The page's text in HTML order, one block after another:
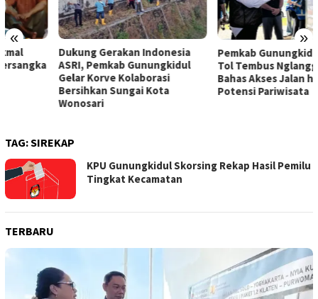
« »
Dukung Gerakan Indonesia
ASRI, Pemkab Gunungkidul
Gelar Korve Kolaborasi
Bersihkan Sungai Kota
Pemkab Gunungkidul Dorong
Tol Tembus Nglanggeran,
Bahas Akses Jalan hingga
Potensi Pariwisata
TAG:SIREKAP
KPU Gunungkidul Skorsing Rekap Hasil Pemilu
Tingkat Kecamatan
TERBARU